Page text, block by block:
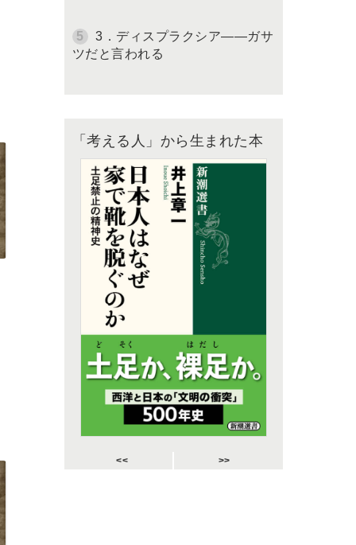
3．ディスプラクシア――ガサ
ツだと言われる
「考える人」から生まれた本
<< >>